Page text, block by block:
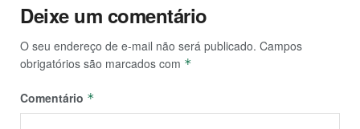
Deixe um comentário
O seu endereço de e-mail não será publicado. Campos
obrigatórios são marcados com *
Comentário *